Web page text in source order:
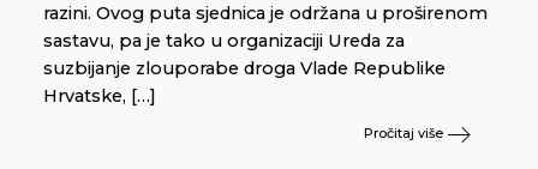
razini. Ovog puta sjednica je održana u proširenom
sastavu, pa je tako u organizaciji Ureda za
suzbijanje zlouporabe droga Vlade Republike
Hrvatske, […]
Pročitaj više